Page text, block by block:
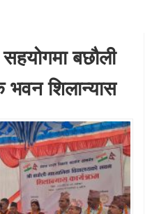
बछौली
भवन शिलान्यास